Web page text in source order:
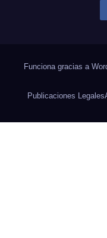
Funciona gracias a
Publicaciones Legales